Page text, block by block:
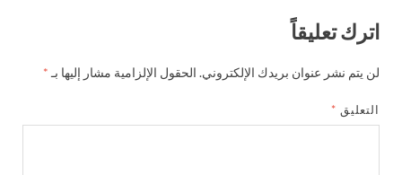
اترك تعليقاً
لن يتم نشر عنوان بريدك الإلكتروني. الحقول الإلزامية مشار إليها بـ *
التعليق *